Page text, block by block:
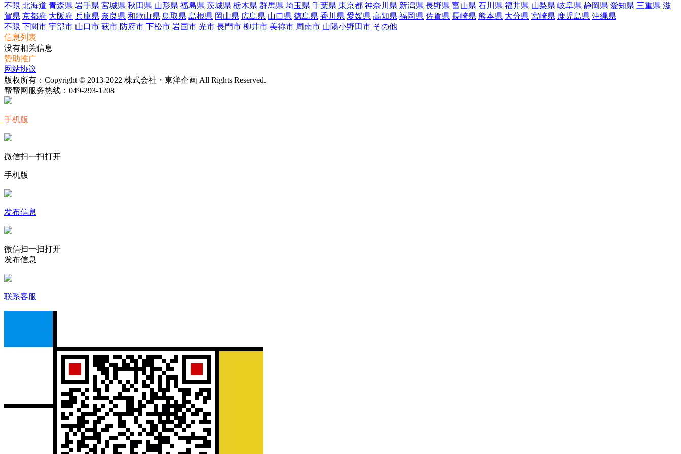
不限 北海道 青森県 岩手県 宮城県 秋田県 山形県 福島県 茨城県 栃木県 群馬県 埼玉県 千葉県 東京都 神奈川県 新潟県 長野県 富山県 石川県 福井県 山梨県 岐阜県 静岡県 愛知県 三重県 滋
賀県 京都府 大阪府 兵庫県 奈良県 和歌山県 鳥取県 島根県 岡山県 広島県 山口県 徳島県 香川県 愛媛県 高知県 福岡県 佐賀県 長崎県 熊本県 大分県 宮崎県 鹿児島県 沖縄県
不限 下関市 宇部市 山口市 萩市 防府市 下松市 岩国市 光市 長門市 柳井市 美祢市 周南市 山陽小野田市 その他
信息列表
没有相关信息
赞助推广
网站协议
版权所有：Copyright © 2013-2022 株式会社・東洋企画 All Rights Reserved.
帮帮网服务热线： 049-293-1208
手机版
微信扫一扫打开
手机版
发布信息
微信扫一扫打开
发布信息
联系客服